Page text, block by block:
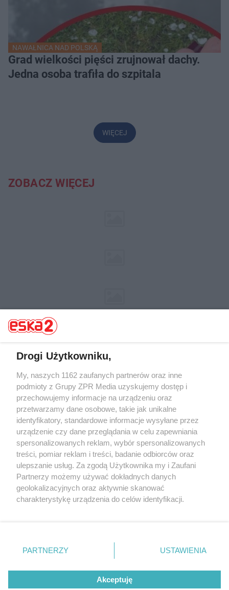
NAWAŁNICA NAD POLSKĄ
Grad wielkości pięści zrujnował dachy.
Jedna osoba trafiła do szpitala
WIĘCEJ
ZOBACZ WIĘCEJ
Żaden utwór zamieszczony w serwisie nie może być powielany i
rozpowszechniany lub dalej rozpowszechniany w jakikolwiek sposób (w
tym także elektroniczny lub mechaniczny) na jakimkolwiek polu
eksploatacji w jakiejkolwiek formie, włącznie z umieszczaniem w
Internecie bez pisemnej zgody właściciela praw. Jakiekolwiek użycie lub
wykorzystanie utworów w całości lub w części z naruszeniem prawa,
tzn. bez właściwej zgody, jest zabronione pod groźbą kary i może być
ścigane prawnie.
Drogi Użytkowniku,
My, naszych 1162 zaufanych partnerów oraz inne
podmioty z Grupy ZPR Media uzyskujemy dostęp i
przechowujemy informacje na urządzeniu oraz
przetwarzamy dane osobowe, takie jak unikalne
identyfikatory, standardowe informacje wysyłane przez
urządzenie czy dane przeglądania w celu zapewniania
spersonalizowanych reklam, wybór spersonalizowanych
treści, pomiar reklam i treści, badanie odbiorców oraz
ulepszanie usług. Za zgodą Użytkownika my i Zaufani
Partnerzy możemy używać dokładnych danych
geolokalizacyjnych oraz aktywnie skanować
charakterystykę urządzenia do celów identyfikacji.
zmienić/wycofać klikając przycisk ustawień prywatności
znajdujący się w lewym dolnym rogu strony
rodzaje przetwarzania danych nie wymagają zgody
użytkownika, ale masz prawo sprzeciwić się takiemu
PARTNERZY USTAWIENIA
Akceptuję